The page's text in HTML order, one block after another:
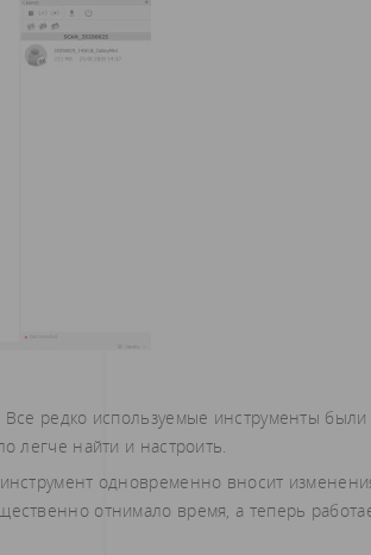
Все редко используемые инструменты были
легче найти и настроить.
одновременно вносит
отнимало время, а теперь